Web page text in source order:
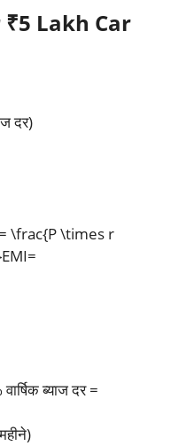
Lakh Car
दर)
\frac{P \times r
EMI=
ब्याज दर =